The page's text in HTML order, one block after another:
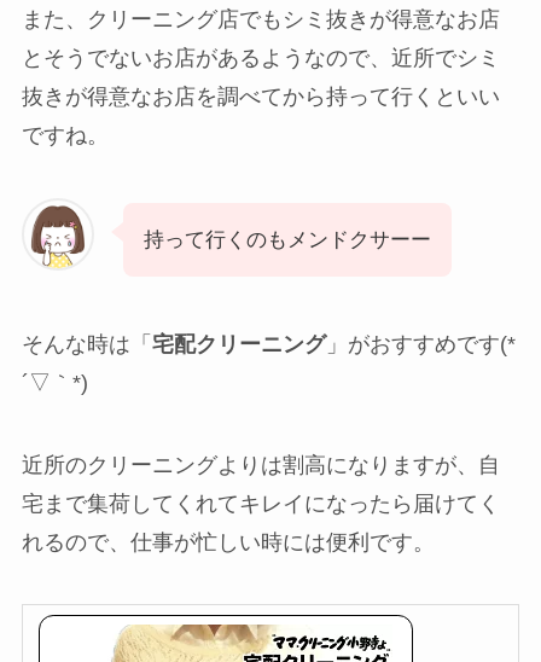
また、クリーニング店でもシミ抜きが得意なお店
とそうでないお店があるようなので、近所でシミ
抜きが得意なお店を調べてから持って行くといい
ですね。
持って行くのもメンドクサーー
そんな時は「 宅配クリーニング」がおすすめです(*
´▽｀*)
近所のクリーニングよりは割高になりますが、自
宅まで集荷してくれてキレイになったら届けてく
れるので、仕事が忙しい時には便利です。